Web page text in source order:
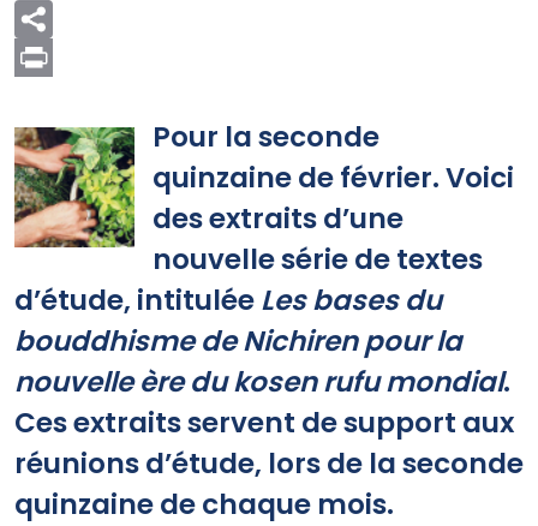
Pour la seconde
quinzaine de février. Voici
des extraits d’une
nouvelle série de textes
d’étude, intituléeLes bases du
bouddhisme de Nichiren pour la
nouvelle ère du kosen rufu mondial.
Ces extraits servent de support aux
réunions d’étude, lors de la seconde
quinzaine de chaque mois.